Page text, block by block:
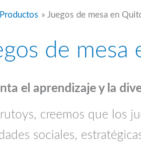
Productos Juegos de mesa en
de mesa
el aprendizaje y la
creemos que los
sociales,